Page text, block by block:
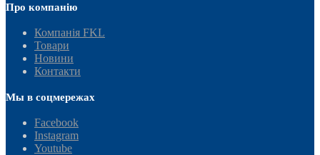
Про компанію
Компанія FKL
Товари
Новини
Контакти
Мы в соцмережах
Facebook
Instagram
Youtube